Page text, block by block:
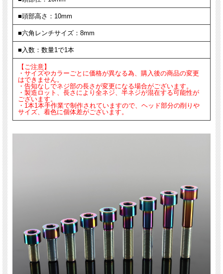
■頭部高さ：10mm
■六角レンチサイズ：8mm
■入数：数量1で1本
【ご注意】
・サイズやカラーごとに価格が異なる為、購入後の商品の変更
はできません。
・告知なしでネジ部の長さが変更になる場合がございます。
・製造ロット、長さにより全ネジ、半ネジが混在する可能性が
ございます。
・1本1本手作業で制作されていますので、ヘッド部分の削りや
サイズ、着色に個体差がございます。